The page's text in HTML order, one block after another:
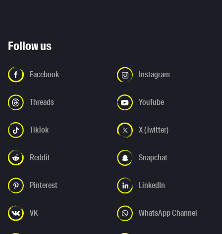
Follow us
Facebook Instagram
Threads YouTube
TikTok X (Twitter)
Reddit Snapchat
Pinterest LinkedIn
VK WhatsApp Channel